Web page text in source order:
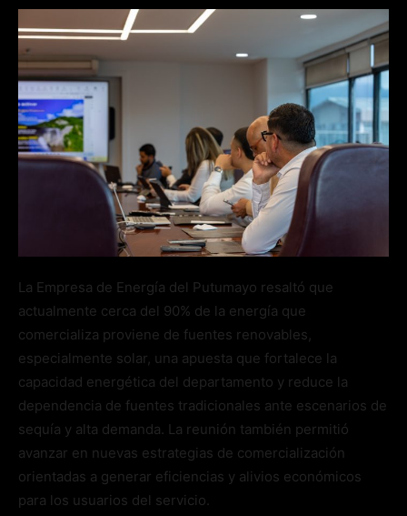
La Empresa de Energía del Putumayo resaltó que
actualmente cerca del 90% de la energía que
comercializa proviene de fuentes renovables,
especialmente solar, una apuesta que fortalece la
capacidad energética del departamento y reduce la
dependencia de fuentes tradicionales ante escenarios de
sequía y alta demanda. La reunión también permitió
avanzar en nuevas estrategias de comercialización
orientadas a generar eficiencias y alivios económicos
para los usuarios del servicio.